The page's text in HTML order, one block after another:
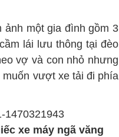
ảnh một gia đình gồm 3
lái lưu thông tại đèo
vợ và con nhỏ nhưng
vượt xe tải đi phía
xe máy ngã văng